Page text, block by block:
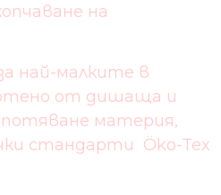
на
най-малките в
от дишаща и
материя,
стандарти Öko-Tex